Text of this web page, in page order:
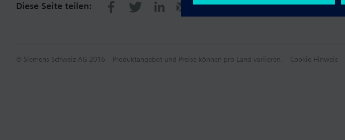
Diese Seite teilen:
© Siemens Schweiz AG 2016 Produktangebot und Preise können pro Land variieren. Cookie Hinweis